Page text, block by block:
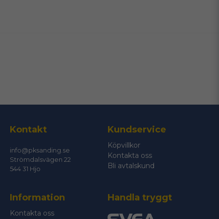
Ja, ni får publicera min fråga
Skicka fråga
Kontakt
info@pksanding.se
Strömdalsvägen 22
544 31 Hjo
Kundservice
Köpvillkor
Kontakta oss
Bli avtalskund
Information
Kontakta oss
Handla tryggt